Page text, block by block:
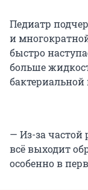
Педиатр
и
быстро
больше
— Из-за частой
всё выходит
особенно в